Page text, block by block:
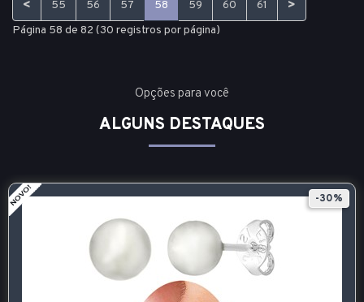
< 55 56 57 58 59 60 61 >
Página 58 de 82 (30 registros por página)
Opções para você
ALGUNS DESTAQUES
-30%